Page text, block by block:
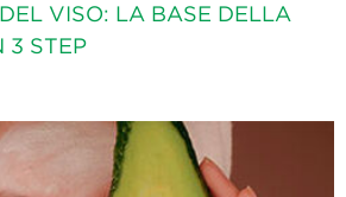
VISO: LA BASE DELLA
3 STEP